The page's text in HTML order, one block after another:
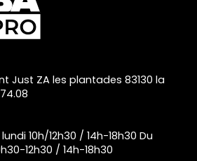
Just ZA les plantades 83130 la
10h/12h30 / 14h-18h30 Du
12h30 / 14h-18h30